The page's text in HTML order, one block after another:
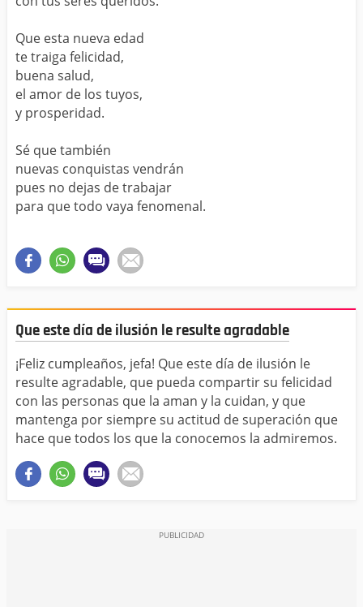
Que esta nueva edad
te traiga felicidad,
buena salud,
el amor de los tuyos,
y prosperidad.
Sé que también
nuevas conquistas vendrán
pues no dejas de trabajar
para que todo vaya fenomenal.
Que este día de ilusión le resulte agradable
¡Feliz cumpleaños, jefa! Que este día de ilusión le
resulte agradable, que pueda compartir su felicidad
con las personas que la aman y la cuidan, y que
mantenga por siempre su actitud de superación que
hace que todos los que la conocemos la admiremos.